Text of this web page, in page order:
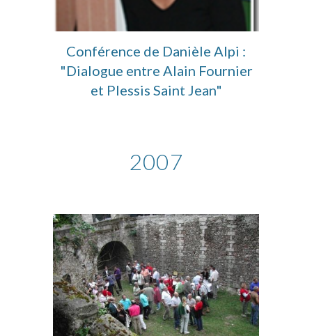
Conférence de Danièle Alpi :
"Dialogue entre Alain Fournier
et Plessis Saint Jean"
2007